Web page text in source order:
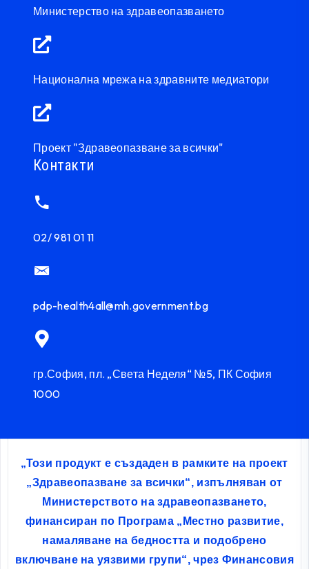
Министерство на здравеопазването
Национална мрежа на здравните медиатори
Проект "Здравеопазване за всички"
Контакти
02/ 981 01 11
pdp-health4all@mh.government.bg
гр.София, пл. „Света Неделя“ №5, ПК София
1000
„Този продукт е създаден в рамките на проект
„Здравеопазване за всички“, изпълняван от
Министерството на здравеопазването,
финансиран по Програма „Местно развитие,
намаляване на бедността и подобрено
включване на уязвими групи“, чрез Финансовия